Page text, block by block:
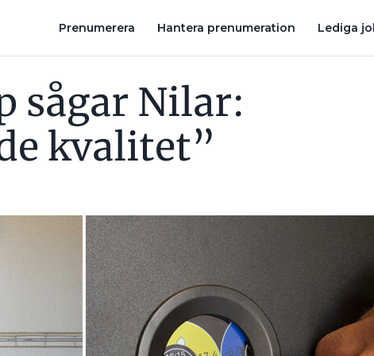
Prenumerera Hantera prenumeration Lediga
sågar Nilar:
kvalitet”
5 SKÄL ATT BATTERIÄGARE ÅTERVÄNDER TILL STÖDTJÄNSTER 7